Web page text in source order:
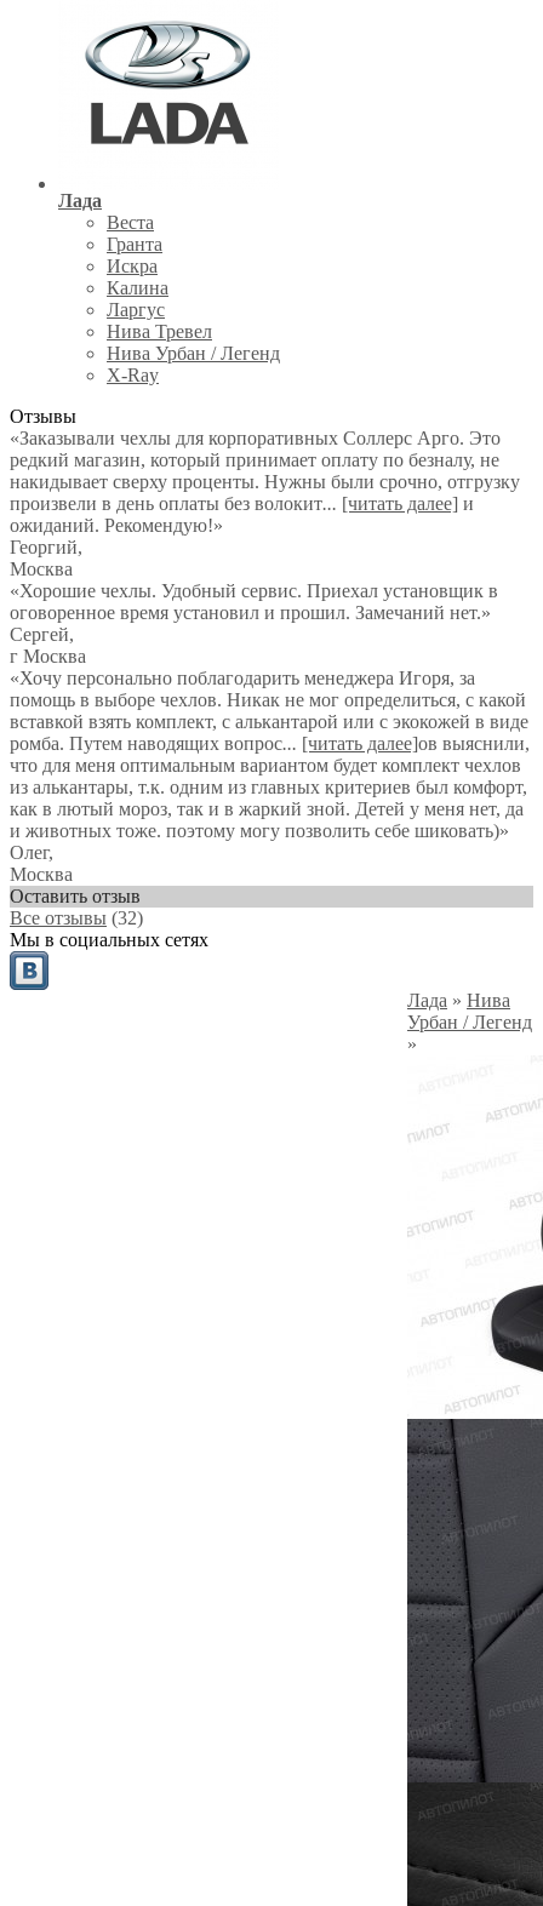
Лада
Веста
Гранта
Искра
Калина
Ларгус
Нива Тревел
Нива Урбан / Легенд
X-Ray
Отзывы
«Заказывали чехлы для корпоративных Соллерс Арго. Это
редкий магазин, который принимает оплату по безналу, не
накидывает сверху проценты. Нужны были срочно, отгрузку
произвели в день оплаты без волокит... [читать далее] и
ожиданий. Рекомендую!»
Георгий,
Москва
«Хорошие чехлы. Удобный сервис. Приехал установщик в
оговоренное время установил и прошил. Замечаний нет.»
Сергей,
г Москва
«Хочу персонально поблагодарить менеджера Игоря, за
помощь в выборе чехлов. Никак не мог определиться, с какой
вставкой взять комплект, с алькантарой или с экокожей в виде
ромба. Путем наводящих вопрос... [читать далее]ов выяснили,
что для меня оптимальным вариантом будет комплект чехлов
из алькантары, т.к. одним из главных критериев был комфорт,
как в лютый мороз, так и в жаркий зной. Детей у меня нет, да
и животных тоже. поэтому могу позволить себе шиковать)»
Олег,
Москва
Оставить отзыв
Все отзывы (32)
Мы в социальных сетях
Лада » Нива
Урбан / Легенд
»